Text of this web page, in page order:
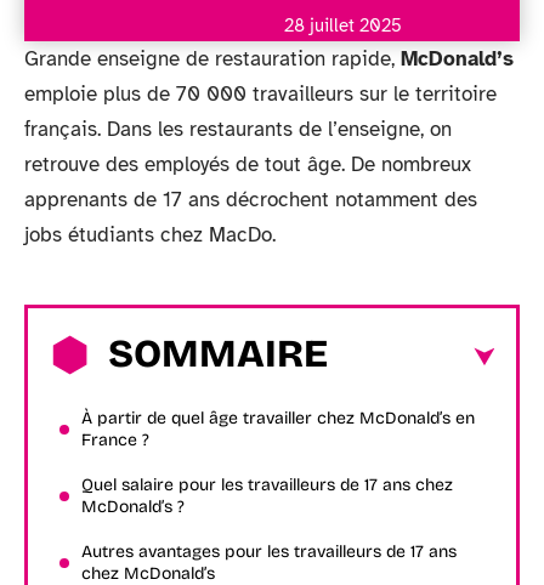
28 juillet 2025
Grande enseigne de restauration rapide, McDonald’s
emploie plus de 70 000 travailleurs sur le territoire
français. Dans les restaurants de l’enseigne, on
retrouve des employés de tout âge. De nombreux
apprenants de 17 ans décrochent notamment des
jobs étudiants chez MacDo.
SOMMAIRE
À partir de quel âge travailler chez McDonald’s en
France ?
Quel salaire pour les travailleurs de 17 ans chez
McDonald’s ?
Autres avantages pour les travailleurs de 17 ans
chez McDonald’s